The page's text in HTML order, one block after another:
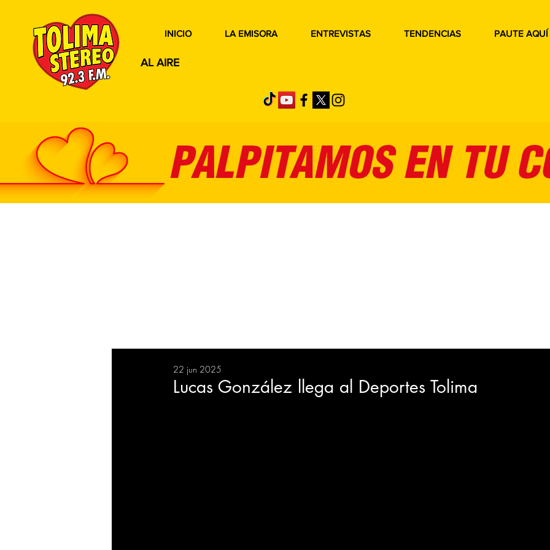
AL AIRE
INICIO LA EMISORA ENTREVISTAS TENDENCIAS PAUTE AQUÍ
BIENESTAR EVENTOS
Lucas González llega al Deportes Tolima
22 jun 2025